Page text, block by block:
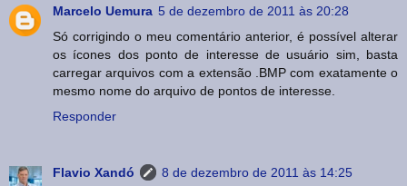
Marcelo Uemura 5 de dezembro de 2011 às 20:28
Só corrigindo o meu comentário anterior, é possível alterar
os ícones dos ponto de interesse de usuário sim, basta
carregar arquivos com a extensão .BMP com exatamente o
mesmo nome do arquivo de pontos de interesse.
Responder
Flavio Xandó
8 de dezembro de 2011 às 14:25